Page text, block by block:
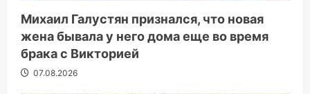
Михаил Галустян признался, что новая
жена бывала у него дома еще во время
брака с Викторией
07.08.2026